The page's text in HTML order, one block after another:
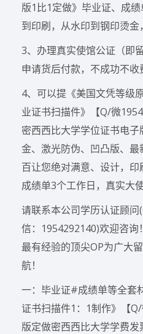
版1比1定做》毕业证、成
到印刷，从水印到钢印烫金
3、办理真实使馆公证（即
申请货后付款，不成功不收
4、可以提《美国文凭等级
业证书扫描件》【Q/微
密西西比大学学位证书电
金、激光防伪、凹凸版、
百让您绝对满意、设计，印
成绩单3个工作日，真实大
请联系本公司学历认证顾
信：1954292140)欢迎咨询
最有经验的顶尖OP为广大
航！
一：毕业证#成绩单等全套
证书扫描件1：1制作》【
版定做密西西比大学学费发